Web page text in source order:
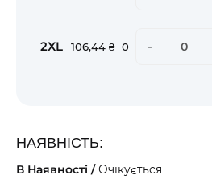
2XL 106,44 ₴ 0 -
НАЯВНІСТЬ:
В Наявності /Очікується